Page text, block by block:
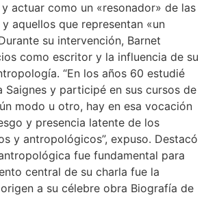
actuar como un «resonador» de las
aquellos que representan «un
su intervención, Barnet
como escritor y la influencia de su
“En los años 60 estudié
Saignes y participé en sus cursos de
modo u otro, hay en esa vocación
y presencia latente de los
y antropológicos”, expuso. Destacó
fue fundamental para
central de su charla fue la
a su célebre obra Biografía de